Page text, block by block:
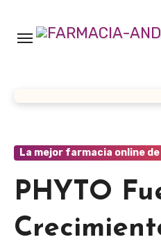
contenido
La mejor farmacia online
PHYTO